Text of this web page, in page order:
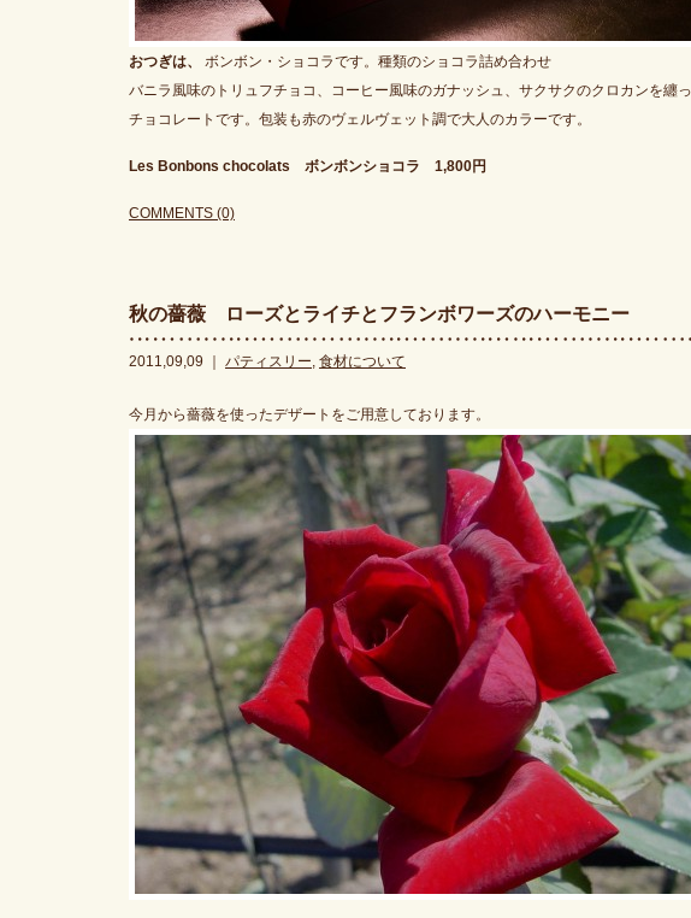
おつぎは、
ボンボン・ショコラです。種類のショコラ詰め合わせ
バニラ風味のトリュフチョコ、コーヒー風味のガナッシュ、サクサクのクロカンを纏
チョコレートです。包装も赤のヴェルヴェット調で大人のカラーです。
Les Bonbons chocolats ボンボンショコラ 1,800円
COMMENTS (0)
秋の薔薇 ローズとライチとフランボワーズのハーモニー
2011,09,09 ｜ パティスリー, 食材について
今月から薔薇を使ったデザートをご用意しております。